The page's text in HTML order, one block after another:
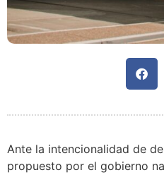
Ante la intencionalidad de
propuesto por el gobierno